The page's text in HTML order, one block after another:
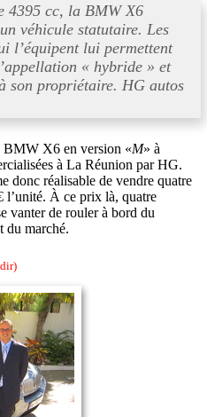
4395 cc, la BMW X6
véhicule statutaire. Les
l’équipent lui permettent
«hybride » et
son propriétaire. HG autos
BMW X6 en version «M» à
à La Réunion par HG.
donc réalisable de vendre quatre
À ce prix là, quatre
vanter de rouler à bord du
du marché.